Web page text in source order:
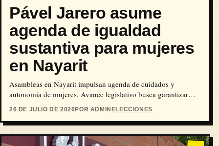
Pável Jarero asume
agenda de igualdad
sustantiva para mujeres
en Nayarit
Asambleas en Nayarit impulsan agenda de cuidados y
autonomía de mujeres. Avance legislativo busca garantizar
justicia sustantiva.
26 DE JULIO DE 2026POR ADMIN ELECCIONES